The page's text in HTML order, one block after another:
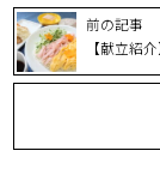
前の記事
【献立紹